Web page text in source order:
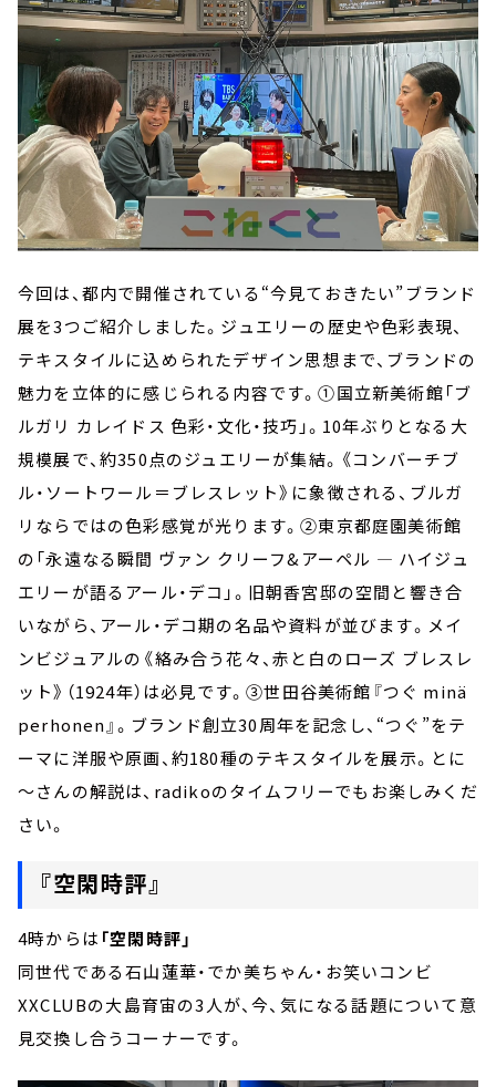
今回は、都内で開催されている“今見ておきたい”ブランド
展を3つご紹介しました。ジュエリーの歴史や色彩表現、
テキスタイルに込められたデザイン思想まで、ブランドの
魅力を立体的に感じられる内容です。①国立新美術館「ブ
ルガリ カレイドス 色彩・文化・技巧」。10年ぶりとなる大
規模展で、約350点のジュエリーが集結。《コンバーチブ
ル・ソートワール＝ブレスレット》に象徴される、ブルガ
リならではの色彩感覚が光ります。②東京都庭園美術館
の「永遠なる瞬間 ヴァン クリーフ&アーペル — ハイジュ
エリーが語るアール・デコ」。旧朝香宮邸の空間と響き合
いながら、アール・デコ期の名品や資料が並びます。メイ
ンビジュアルの《絡み合う花々、赤と白のローズ ブレスレ
ット》（1924年）は必見です。③世田谷美術館『つぐ minä
perhonen』。ブランド創立30周年を記念し、“つぐ”をテ
ーマに洋服や原画、約180種のテキスタイルを展示。とに
～さんの解説は、radikoのタイムフリーでもお楽しみくだ
さい。
『空閑時評』
4時からは 「空閑時評」
同世代である石山蓮華・でか美ちゃん・お笑いコンビ
XXCLUBの大島育宙の3人が、今、気になる話題について意
見交換し合うコーナーです。